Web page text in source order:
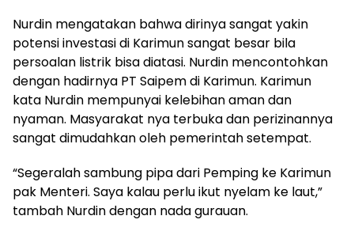
Nurdin mengatakan bahwa dirinya sangat yakin
potensi investasi di Karimun sangat besar bila
persoalan listrik bisa diatasi. Nurdin mencontohkan
dengan hadirnya PT Saipem di Karimun. Karimun
kata Nurdin mempunyai kelebihan aman dan
nyaman. Masyarakat nya terbuka dan perizinannya
sangat dimudahkan oleh pemerintah setempat.
“Segeralah sambung pipa dari Pemping ke Karimun
pak Menteri. Saya kalau perlu ikut nyelam ke laut,”
tambah Nurdin dengan nada gurauan.